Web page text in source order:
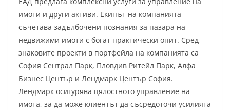
имоти и други активи. Екипът на компанията
съчетава задълбочени познания за пазара на
недвижими имоти с богат практически опит. Сред
знаковите проекти в портфейла на компанията са
София Сентрал Парк, Пловдив Ритейл Парк, Алфа
Бизнес Център и Лендмарк Център София.
Лендмарк осигурява цялостното управление на
имота, за да може клиентът да съсредоточи усилията